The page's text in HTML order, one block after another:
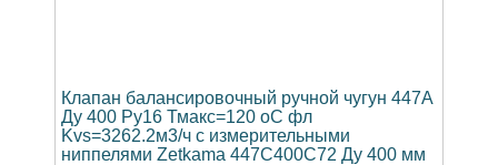
Клапан балансировочный ручной чугун 447A
Ду 400 Ру16 Тмакс=120 оС фл
Kvs=3262.2м3/ч с измерительными
ниппелями Zetkama 447C400C72 Ду 400 мм